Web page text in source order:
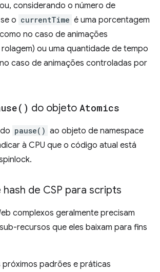
considerando o número de
o currentTime é uma porcentagem
no caso de animações
ou uma quantidade de tempo
caso de animações controladas por
) do objeto Atomics
pause() ao objeto de namespace
à CPU que o código atual está
de CSP para scripts
complexos geralmente precisam
recursos que eles baixam para fins
próximos padrões e práticas